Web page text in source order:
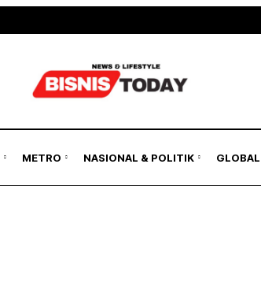
METRO NASIONAL & POLITIK GLOBAL
Jakarta Region
Kilas Metro
Nasional
Politik & Keamanan